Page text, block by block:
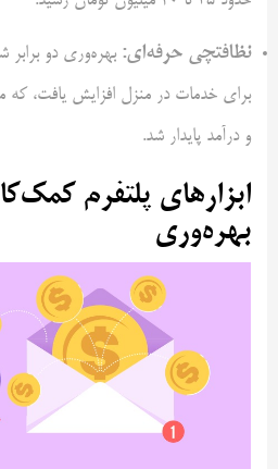
نظافتچی حرفه‌ای: بهره‌وری دو
برای خدمات در منزل افزایش یافت، که
و درآمد پایدار شد.
ابزارهای پلتفرم
بهره‌وری